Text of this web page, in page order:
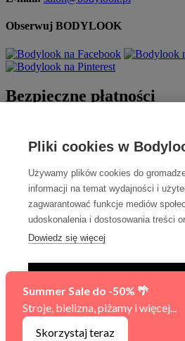
Pliki cookies w
Używamy plików cookies do
informacji na temat wydajności i
zagwarantować funkcje mediów
udoskonalenia i dostosowania treści
Dowiedz się więcej
AKCEPTUJ
Zarządzaj
Obserwuj BODYLOOK
Bezpieczne płatności
Szybka dostawa
Sfinansowano w ramach reakcji Unii